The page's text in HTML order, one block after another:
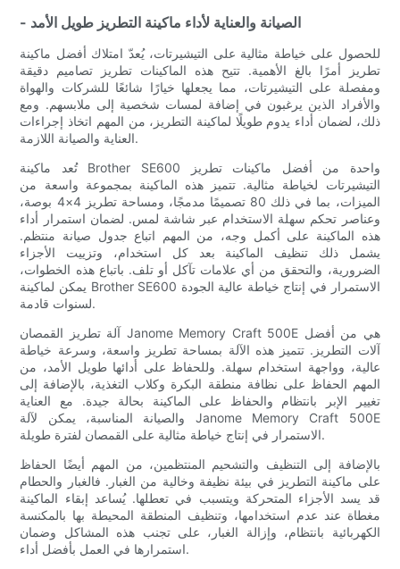
- الصيانة والعناية لأداء ماكينة التطريز طويل الأمد
للحصول على خياطة مثالية على التيشيرتات، يُعدّ امتلاك أفضل ماكينة
تطريز أمرًا بالغ الأهمية. تتيح هذه الماكينات تطريز تصاميم دقيقة
ومفصلة على التيشيرتات، مما يجعلها خيارًا شائعًا للشركات والهواة
والأفراد الذين يرغبون في إضافة لمسات شخصية إلى ملابسهم. ومع
ذلك، لضمان أداء يدوم طويلًا لماكينة التطريز، من المهم اتخاذ إجراءات
العناية والصيانة اللازمة.
تُعد ماكينة Brother SE600 واحدة من أفضل ماكينات تطريز
التيشيرتات لخياطة مثالية. تتميز هذه الماكينة بمجموعة واسعة من
الميزات، بما في ذلك 80 تصميمًا مدمجًا، ومساحة تطريز 4×4 بوصة،
وعناصر تحكم سهلة الاستخدام عبر شاشة لمس. لضمان استمرار أداء
هذه الماكينة على أكمل وجه، من المهم اتباع جدول صيانة منتظم.
يشمل ذلك تنظيف الماكينة بعد كل استخدام، وتزييت الأجزاء
الضرورية، والتحقق من أي علامات تآكل أو تلف. باتباع هذه الخطوات،
يمكن لماكينة Brother SE600 الاستمرار في إنتاج خياطة عالية الجودة
لسنوات قادمة.
آلة تطريز القمصان Janome Memory Craft 500E هي من أفضل
آلات التطريز. تتميز هذه الآلة بمساحة تطريز واسعة، وسرعة خياطة
عالية، وواجهة استخدام سهلة. وللحفاظ على أدائها طويل الأمد، من
المهم الحفاظ على نظافة منطقة البكرة وكلاب التغذية، بالإضافة إلى
تغيير الإبر بانتظام والحفاظ على الماكينة بحالة جيدة. مع العناية
والصيانة المناسبة، يمكن لآلة Janome Memory Craft 500E
الاستمرار في إنتاج خياطة مثالية على القمصان لفترة طويلة.
بالإضافة إلى التنظيف والتشحيم المنتظمين، من المهم أيضًا الحفاظ
على ماكينة التطريز في بيئة نظيفة وخالية من الغبار. فالغبار والحطام
قد يسد الأجزاء المتحركة ويتسبب في تعطلها. يُساعد إبقاء الماكينة
مغطاة عند عدم استخدامها، وتنظيف المنطقة المحيطة بها بالمكنسة
الكهربائية بانتظام، وإزالة الغبار، على تجنب هذه المشاكل وضمان
استمرارها في العمل بأفضل أداء.